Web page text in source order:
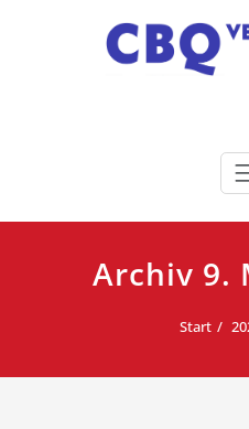
CBQ |
genial
Archiv 9.
Start